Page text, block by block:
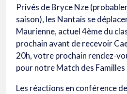
Privés de Bryce Nze
saison), les Nantais se
Maurienne, actuel 4ème du
prochain avant de recevoir
20h, votre prochain rendez-
pour notre Match des Familles
Les réactions en conférence